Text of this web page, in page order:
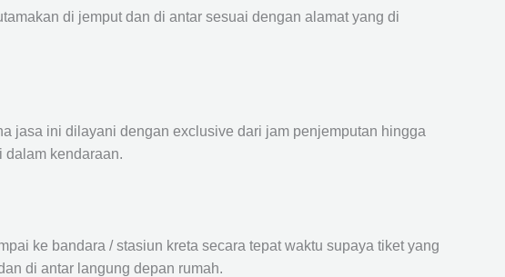
di jemput dan di antar sesuai dengan alamat yang di
jasa ini dilayani dengan exclusive dari jam penjemputan hingga
dalam kendaraan.
ke bandara / stasiun kreta secara tepat waktu supaya tiket yang
di antar langung depan rumah.